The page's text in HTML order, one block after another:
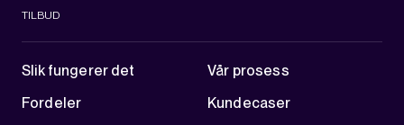
TILBUD
Slik fungerer det
Vår prosess
Fordeler
Kundecaser